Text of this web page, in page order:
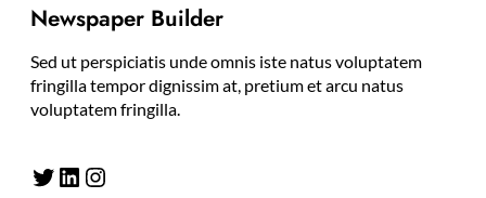
Newspaper Builder
Sed ut perspiciatis unde omnis iste natus voluptatem
fringilla tempor dignissim at, pretium et arcu natus
voluptatem fringilla.
Twitter LinkedIn Instagram